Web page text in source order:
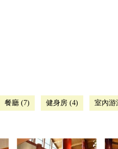
餐廳 (7) 健身房 (4) 室內游